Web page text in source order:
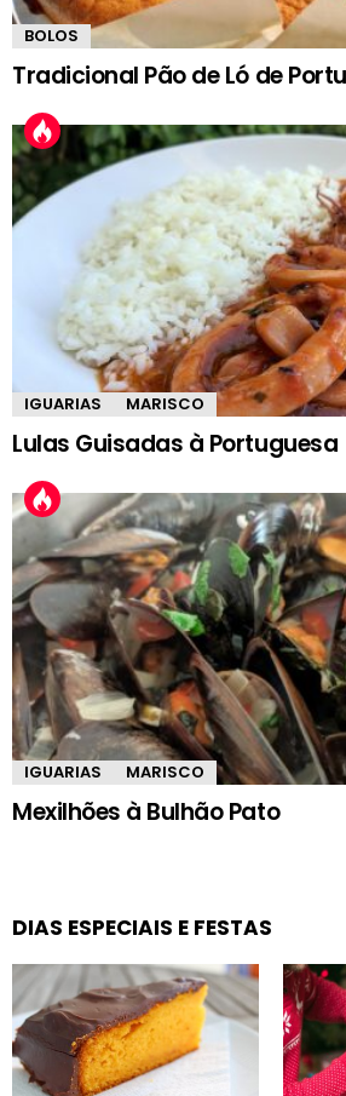
BOLOS
Tradicional Pão de Ló de
IGUARIAS MARISCO
Lulas Guisadas à Portuguesa
IGUARIAS MARISCO
Mexilhões à Bulhão Pato
DIAS ESPECIAIS E FESTAS